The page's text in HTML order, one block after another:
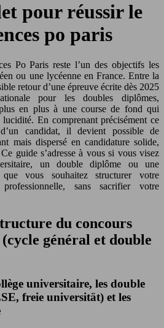
pour réussir le
po paris
Po Paris reste l’un des objectifs les
ou une lycéenne en France. Entre la
retour d’une épreuve écrite dès 2025
pour les doubles diplômes,
en plus à une course de fond qui
En comprenant précisément ce
candidat, il devient possible de
mais dispersé en candidature solide,
guide s’adresse à vous si vous visez
un double diplôme ou une
vous souhaitez structurer votre
sans sacrifier votre
du concours
général et double
universitaire, les double
freie universität) et les